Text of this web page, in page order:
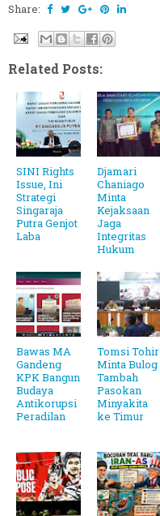
Share:
Related Posts:
SINI Rights
Issue, Ini
Strategi
Singaraja
Putra Genjot
Laba
Djamari
Chaniago
Minta
Kejaksaan
Jaga
Integritas
Hukum
Bawas MA
Gandeng
KPK Bangun
Budaya
Antikorupsi
Peradilan
Tomsi Tohir
Minta Bulog
Tambah
Pasokan
Minyakita
ke Timur